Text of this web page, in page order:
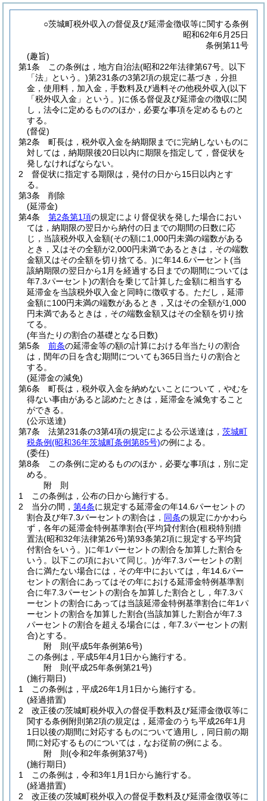
○茨城町税外収入の督促及び延滞金徴収等に関する条例
昭和62年6月25日
条例第11号
(趣旨)
第1条
この条例は，地方自治法(昭和22年法律第67号。以下
「法」という。)第231条の3第2項の規定に基づき，分担
金，使用料，加入金，手数料及び過料その他税外収入(以下
「税外収入金」という。)に係る督促及び延滞金の徴収に関
し，法令に定めるもののほか，必要な事項を定めるものと
する。
(督促)
第2条
町長は，税外収入金を納期限までに完納しないものに
対しては，納期限後20日以内に期限を指定して，督促状を
発しなければならない。
2
督促状に指定する期限は，発付の日から15日以内とす
る。
第3条
削除
(延滞金)
第4条
第2条第1項の規定により督促状を発した場合におい
ては，納期限の翌日から納付の日までの期間の日数に応
じ，当該税外収入金額(その額に1,000円未満の端数がある
とき，又はその全額が2,000円未満であるときは，その端数
金額又はその全額を切り捨てる。)に年14.6パーセント(当
該納期限の翌日から1月を経過する日までの期間については
年7.3パーセント)の割合を乗じて計算した金額に相当する
延滞金を当該税外収入金と同時に徴収する。 ただし，延滞
金額に100円未満の端数があるとき，又はその全額が1,000
円未満であるときは，その端数金額又はその全額を切り捨
てる。
(年当たりの割合の基礎となる日数)
第5条
前条の延滞金等の額の計算における年当たりの割合
は，閏年の日を含む期間についても365日当たりの割合と
する。
(延滞金の減免)
第6条
町長は，税外収入金を納めないことについて，やむを
得ない事由があると認めたときは，延滞金を減免すること
ができる。
(公示送達)
第7条
法第231条の3第4項の規定による公示送達は， 茨城町
税条例(昭和36年茨城町条例第85号)の例による。
(委任)
第8条
この条例に定めるもののほか，必要な事項は，別に定
める。
附 則
1
この条例は，公布の日から施行する。
2
当分の間， 第4条に規定する延滞金の年14.6パーセントの
割合及び年7.3パーセントの割合は， 同条の規定にかかわら
ず，各年の延滞金特例基準割合(平均貸付割合(租税特別措
置法(昭和32年法律第26号)第93条第2項に規定する平均貸
付割合をいう。)に年1パーセントの割合を加算した割合を
いう。以下この項において同じ。)が年7.3パーセントの割
合に満たない場合には，その年中においては，年14.6パー
セントの割合にあってはその年における延滞金特例基準割
合に年7.3パーセントの割合を加算した割合とし，年7.3パ
ーセントの割合にあっては当該延滞金特例基準割合に年1パ
ーセントの割合を加算した割合(当該加算した割合が年7.3
パーセントの割合を超える場合には，年7.3パーセントの割
合)とする。
附 則(平成5年条例第6号)
この条例は，平成5年4月1日から施行する。
附 則(平成25年条例第21号)
(施行期日)
1
この条例は，平成26年1月1日から施行する。
(経過措置)
2
改正後の茨城町税外収入の督促手数料及び延滞金徴収等に
関する条例附則第2項の規定は，延滞金のうち平成26年1月
1日以後の期間に対応するものについて適用し，同日前の期
間に対応するものについては，なお従前の例による。
附 則(令和2年条例第37号)
(施行期日)
1
この条例は，令和3年1月1日から施行する。
(経過措置)
2
改正後の茨城町税外収入の督促手数料及び延滞金徴収等に